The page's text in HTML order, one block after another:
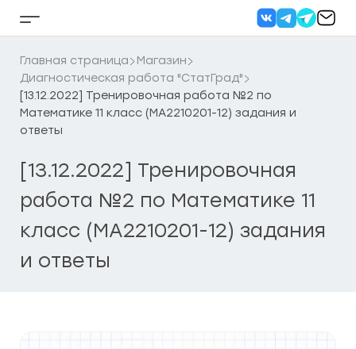
Кнопка
бокового
меню
Главная страница
Магазин
Диагностическая работа "СтатГрад"
[13.12.2022] Тренировочная работа №2 по
Математике 11 класс (МА2210201-12) задания и
ответы
[13.12.2022] Тренировочная
работа №2 по Математике 11
класс (МА2210201-12) задания
и ответы